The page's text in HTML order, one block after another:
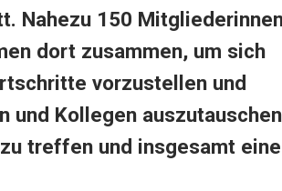
Nahezu 150
dort zusammen, um sich
vorzustellen und
und Kollegen
treffen und insgesamt